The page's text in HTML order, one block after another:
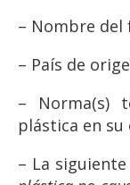
– Nombre
– País de
– Norma(s)
plástica en su
– La siguiente